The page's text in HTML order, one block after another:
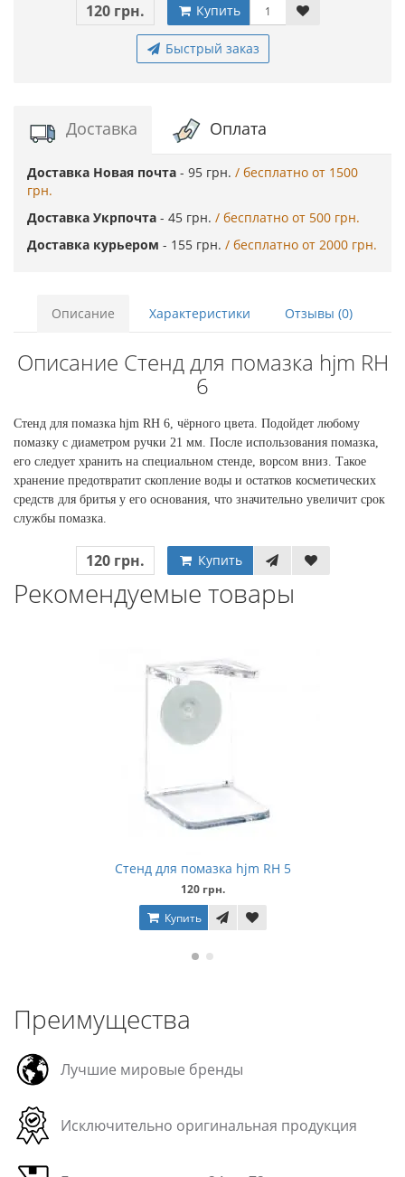
120 грн. Купить
Быстрый заказ
Доставка Оплата
Доставка Новая почта - 95 грн. / бесплатно от 1500
грн.
Доставка Укрпочта - 45 грн. / бесплатно от 500 грн.
Доставка курьером - 155 грн. / бесплатно от 2000 грн.
Описание Характеристики Отзывы (0)
Описание Стенд для помазка hjm RH
6
Стенд для помазка hjm RH 6, чёрного цвета. Подойдет любому
помазку с диаметром ручки 21 мм. После использования помазка,
его следует хранить на специальном стенде, ворсом вниз. Такое
хранение предотвратит скопление воды и остатков косметических
средств для бритья у его основания, что значительно увеличит срок
службы помазка.
120 грн. Купить
Рекомендуемые товары
Стенд для помазка hjm RH 5
120 грн.
Купить
Преимущества
Лучшие мировые бренды
Исключительно оригинальная продукция